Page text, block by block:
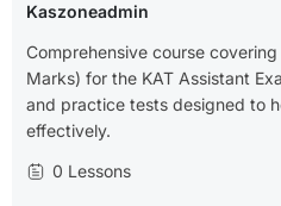
Kaszoneadmin
Comprehensive course
Marks) for the KAT Assistant
and practice tests designed to
effectively.
0 Lessons